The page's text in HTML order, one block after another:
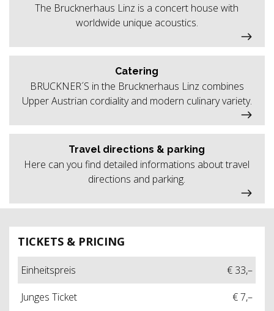
TICKETS & PRICING
Einheitspreis
€ 33,–
Junges Ticket
€ 7,–
The Brucknerhaus Linz is a concert house with
worldwide unique acoustics.
Catering
BRUCKNER´S in the Brucknerhaus Linz combines
Upper Austrian cordiality and modern culinary variety.
Travel directions & parking
Here can you find detailed informations about travel
directions and parking.